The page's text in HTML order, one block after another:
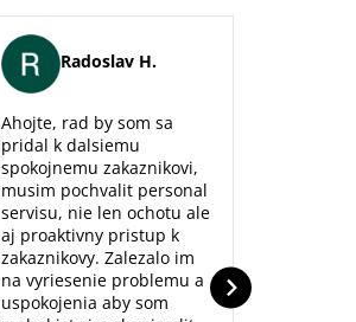
Radoslav H.
Ahojte, rad by som sa
pridal k dalsiemu
spokojnemu zakaznikovi,
musim pochvalit personal
servisu, nie len ochotu ale
aj proaktivny pristup k
zakaznikovy. Zalezalo im
na vyriesenie problemu a
uspokojenia aby som